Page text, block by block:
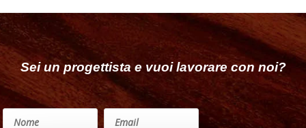
Sei un progettista e vuoi lavorare con noi?